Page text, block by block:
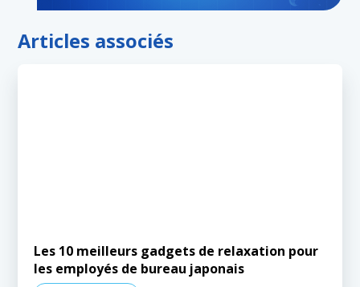
Articles associés
Les 10 meilleurs gadgets de relaxation pour
les employés de bureau japonais